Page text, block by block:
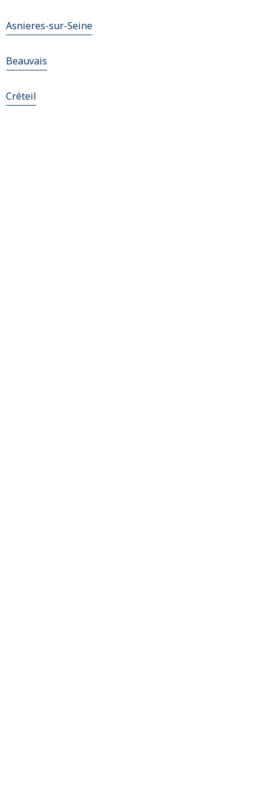
Asnieres-sur-Seine
Beauvais
Créteil